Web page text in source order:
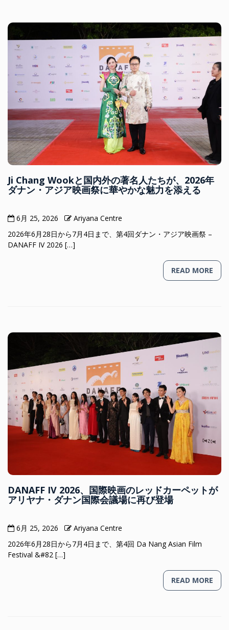
Ji Chang Wookと国内外の著名人たちが、2026年
ダナン・アジア映画祭に華やかな魅力を添える
6月 25, 2026
Ariyana Centre
2026年6月28日から7月4日まで、第4回ダナン・アジア映画祭 –
DANAFF IV 2026 […]
READ MORE
DANAFF IV 2026、国際映画のレッドカーペットが
アリヤナ・ダナン国際会議場に再び登場
6月 25, 2026
Ariyana Centre
2026年6月28日から7月4日まで、第4回 Da Nang Asian Film
Festival &#82 […]
READ MORE